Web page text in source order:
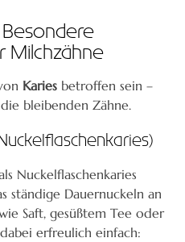
Milchzähne
Karies betroffen sein –
bleibenden Zähne.
Nuckelflaschenkaries
ständige Dauernuckeln an
Saft, gesüßtem Tee oder
erfreulich einfach: